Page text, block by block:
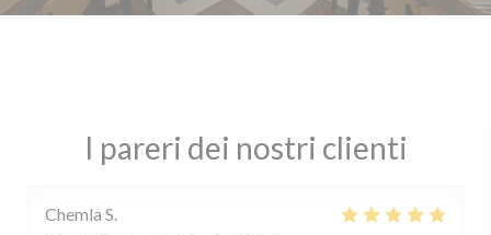
I pareri dei nostri clienti
Chemla S